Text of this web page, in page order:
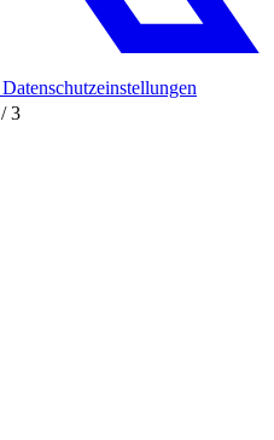
/3
Datenschutzeinstellungen